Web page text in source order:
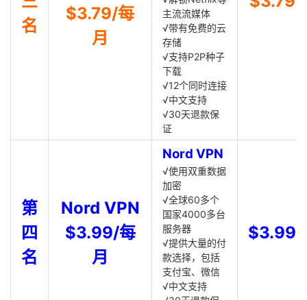
名
$3.79/每
月
主流流媒体
√带有免费的云
存储
√支持P2P种子
下载
√12个同时连接
√中文支持
√30天退款保
证
第
四
名
Nord VPN
$3.99/每
月
Nord VPN
√使用双重数据
加密
√全球60多个
国家4000多台
服务器
√提供大量的付
款选择，包括
支付宝、微信
√中文支持
$3.99